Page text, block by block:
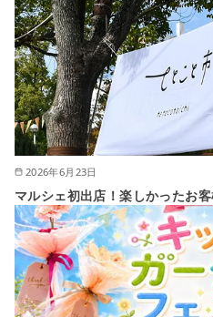
2026年6月23日
マルシェ初出店！楽しかったお